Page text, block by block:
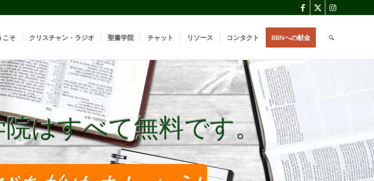
こそ クリスチャン・ラジオ 聖書学院 チャット リソース コンタクト BBNへの献金
はすべて無料です。
はすべて無料です。